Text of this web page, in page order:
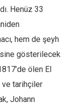
Henüz 33
hem de şeyh
gösterilecek
ölen El
ve tarihçiler
Johann